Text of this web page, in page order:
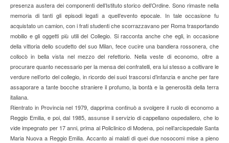
presenza austera dei componenti dell’Istituto storico dell’Ordine. Sono rimaste nella
memoria di tanti gli episodi legati a quell’evento epocale. In tale occasione fu
acquistato un camion, con i frati studenti che scorrazzavano per Roma trasportando
mobilio e gli oggetti più utili del Collegio. Si racconta anche che egli, in occasione
della vittoria dello scudetto del suo Milan, fece cucire una bandiera rossonera, che
collocò in bella vista nel mezzo del refettorio. Nella veste di economo, oltre a
procurare quanto necessario per la mensa dei confratelli, era lui stesso a coltivare le
verdure nell’orto del collegio, in ricordo dei suoi trascorsi d’infanzia e anche per fare
assaporare a tante bocche straniere il profumo, la bontà e la generosità della terra
italiana.
Rientrato in Provincia nel 1979, dapprima continuò a svolgere il ruolo di economo a
Reggio Emilia, e poi, dal 1985, assunse il servizio di cappellano ospedaliero, che lo
vide impegnato per 17 anni, prima al Policlinico di Modena, poi nell’arcispedale Santa
Maria Nuova a Reggio Emilia. Accanto ai malati di quei due nosocomi mise a pieno